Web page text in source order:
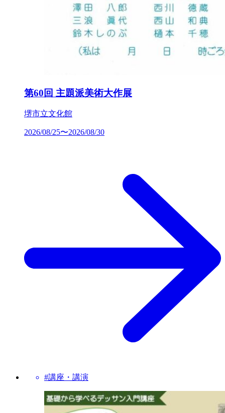
第60回 主題派美術大作展
堺市立文化館
2026/08/25〜2026/08/30
#講座・講演